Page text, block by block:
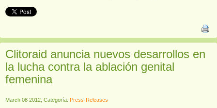
Clitoraid anuncia nuevos desarrollos en
la lucha contra la ablación genital
femenina
March 08 2012, Categoría: Press-Releases